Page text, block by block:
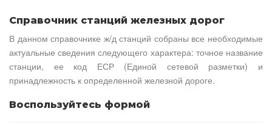
Справочник станций железных дорог
В данном справочнике ж/д станций собраны все необходимые
актуальные сведения следующего характера: точное название
станции, ее код ЕСР (Единой сетевой разметки) и
принадлежность к определенной железной дороге.
Воспользуйтесь формой